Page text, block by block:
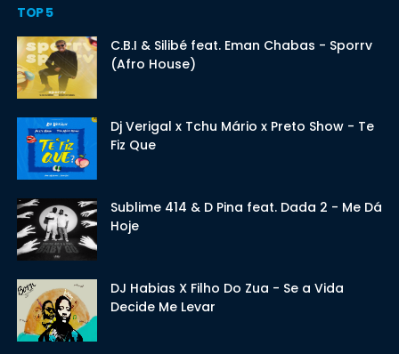
TOP 5
C.B.I & Silibé feat. Eman Chabas - Sporrv
(Afro House)
Dj Verigal x Tchu Mário x Preto Show - Te
Fiz Que
Sublime 414 & D Pina feat. Dada 2 - Me Dá
Hoje
DJ Habias X Filho Do Zua - Se a Vida
Decide Me Levar